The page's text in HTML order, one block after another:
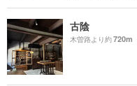
古陰
木曽路より約720m